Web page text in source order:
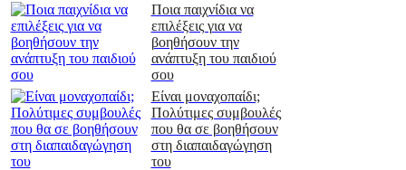
Ποια παιχνίδια να
επιλέξεις για να
βοηθήσουν την
ανάπτυξη του παιδιού
σου
Είναι μοναχοπαίδι;
Πολύτιμες συμβουλές
που θα σε βοηθήσουν
στη διαπαιδαγώγηση
του